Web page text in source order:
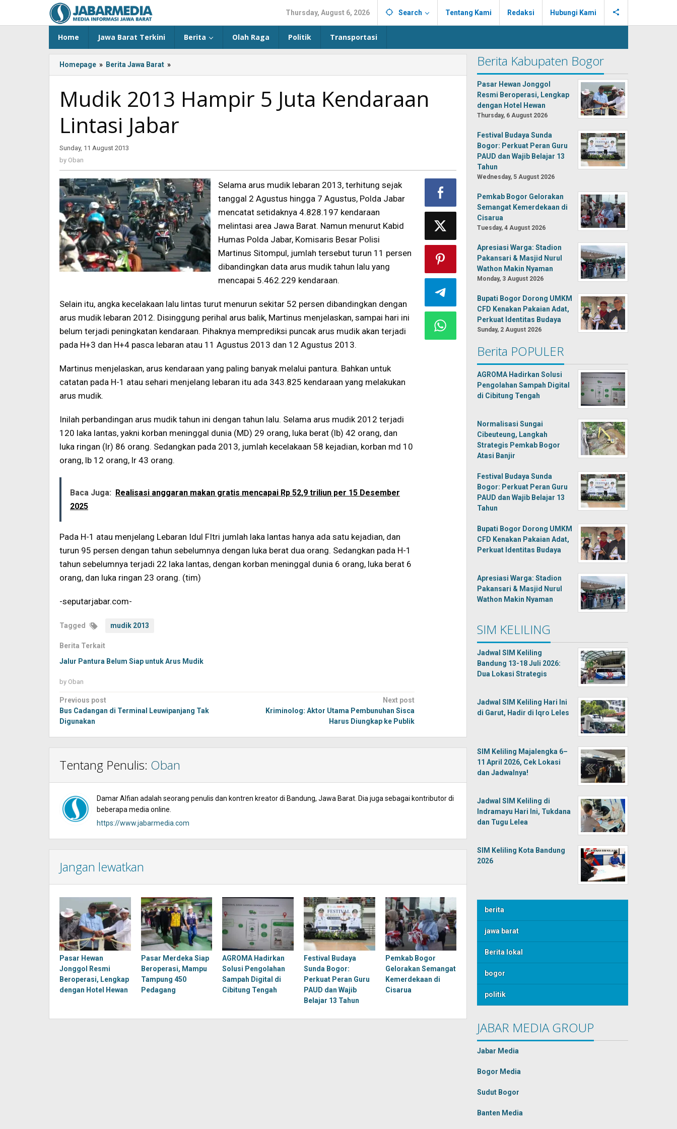
content
Thursday, August 6, 2026 Search Tentang Kami Redaksi Hubungi Kami
Home Jawa Barat Terkini Berita Olah Raga Politik Transportasi
Homepage » Berita Jawa Barat »
2013
5
Juta
Lintasi
Mudik 2013 Hampir 5 Juta Kendaraan
Lintasi Jabar
Sunday, 11 August 2013
by Oban
Selama arus mudik lebaran 2013, terhitung sejak
tanggal 2 Agustus hingga 7 Agustus, Polda Jabar
mencatat setidaknya 4.828.197 kendaraan
melintasi area Jawa Barat. Namun menurut Kabid
Humas Polda Jabar, Komisaris Besar Polisi
Martinus Sitompul, jumlah tersebut turun 11 persen
dibandingkan data arus mudik tahun lalu yang
mencapai 5.462.229 kendaraan.
Selain itu, angka kecelakaan lalu lintas turut menurun sekitar 52 persen dibandingkan dengan
arus mudik lebaran 2012. Disinggung perihal arus balik, Martinus menjelaskan, sampai hari ini
belum terjadi peningkatan kendaraan. Pihaknya memprediksi puncak arus mudik akan terjadi
pada H+3 dan H+4 pasca lebaran atau 11 Agustus 2013 dan 12 Agustus 2013.
Martinus menjelaskan, arus kendaraan yang paling banyak melalui pantura. Bahkan untuk
catatan pada H-1 atau sehari menjelang lebaran itu ada 343.825 kendaraan yang melakukan
arus mudik.
Inilah perbandingan arus mudik tahun ini dengan tahun lalu. Selama arus mudik 2012 terjadi
120 laka lantas, yakni korban meninggal dunia (MD) 29 orang, luka berat (lb) 42 orang, dan
luka ringan (lr) 86 orang. Sedangkan pada 2013, jumlah kecelakaan 58 kejadian, korban md 10
orang, lb 12 orang, lr 43 orang.
Baca Juga: Realisasi anggaran makan gratis mencapai Rp 52,9 triliun per 15 Desember
2025
Pada H-1 atau menjelang Lebaran Idul FItri jumlah laka lantas hanya ada satu kejadian, dan
turun 95 persen dengan tahun sebelumnya dengan luka berat dua orang. Sedangkan pada H-1
tahun sebelumnya terjadi 22 laka lantas, dengan korban meninggal dunia 6 orang, luka berat 6
orang, dan luka ringan 23 orang. (tim)
-seputarjabar.com-
Tagged mudik 2013
Berita Terkait
Jalur Pantura Belum Siap untuk Arus Mudik
by Oban
Post
navigation
Previous post
Bus Cadangan di Terminal Leuwipanjang Tak
Digunakan
Next post
Kriminolog: Aktor Utama Pembunuhan Sisca
Harus Diungkap ke Publik
Tentang Penulis: Oban
Damar Alfian adalah seorang penulis dan kontren kreator di Bandung, Jawa Barat. Dia juga sebagai kontributor di
beberapa media online.
https://www.jabarmedia.com
Jangan lewatkan
Pasar Hewan
Jonggol Resmi
Beroperasi, Lengkap
dengan Hotel Hewan
Pasar Merdeka Siap
Beroperasi, Mampu
Tampung 450
Pedagang
AGROMA Hadirkan
Solusi Pengolahan
Sampah Digital di
Cibitung Tengah
Festival Budaya
Sunda Bogor:
Perkuat Peran Guru
PAUD dan Wajib
Belajar 13 Tahun
Pemkab Bogor
Gelorakan Semangat
Kemerdekaan di
Cisarua
Berita Kabupaten Bogor
Pasar Hewan Jonggol
Resmi Beroperasi, Lengkap
dengan Hotel Hewan
Thursday, 6 August 2026
Festival Budaya Sunda
Bogor: Perkuat Peran Guru
PAUD dan Wajib Belajar 13
Tahun
Wednesday, 5 August 2026
Pemkab Bogor Gelorakan
Semangat Kemerdekaan di
Cisarua
Tuesday, 4 August 2026
Apresiasi Warga: Stadion
Pakansari & Masjid Nurul
Wathon Makin Nyaman
Monday, 3 August 2026
Bupati Bogor Dorong UMKM
CFD Kenakan Pakaian Adat,
Perkuat Identitas Budaya
Sunday, 2 August 2026
Berita POPULER
AGROMA Hadirkan Solusi
Pengolahan Sampah Digital
di Cibitung Tengah
Normalisasi Sungai
Cibeuteung, Langkah
Strategis Pemkab Bogor
Atasi Banjir
Festival Budaya Sunda
Bogor: Perkuat Peran Guru
PAUD dan Wajib Belajar 13
Tahun
Bupati Bogor Dorong UMKM
CFD Kenakan Pakaian Adat,
Perkuat Identitas Budaya
Apresiasi Warga: Stadion
Pakansari & Masjid Nurul
Wathon Makin Nyaman
SIM KELILING
Jadwal SIM Keliling
Bandung 13-18 Juli 2026:
Dua Lokasi Strategis
Jadwal SIM Keliling Hari Ini
di Garut, Hadir di Iqro Leles
SIM Keliling Majalengka 6–
11 April 2026, Cek Lokasi
dan Jadwalnya!
Jadwal SIM Keliling di
Indramayu Hari Ini, Tukdana
dan Tugu Lelea
SIM Keliling Kota Bandung
2026
berita
jawa barat
Berita lokal
bogor
politik
JABAR MEDIA GROUP
Jabar Media
Bogor Media
Sudut Bogor
Banten Media